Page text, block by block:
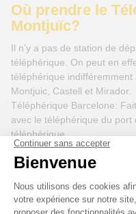
Où prendre le
Montjuïc?
Il n’y a pas de station de
téléphérique. On peut en
téléphérique
Montjuic, Castell et Mirador.
Téléphérique Barcelone:
avec le téléphérique du
téléphérique.
Pour accéder au
En métro les lignes L2 et
funiculaire pour se rendre